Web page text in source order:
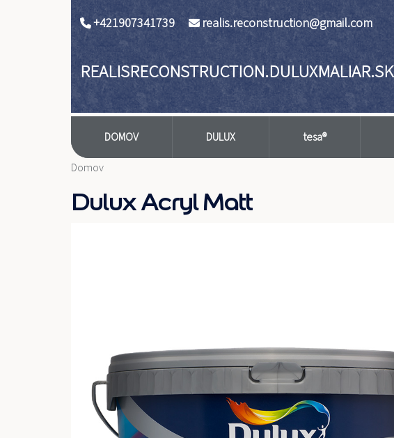
Skočiť na hlavný obsah
+421907341739 realis.reconstruction@gmail.com
REALISRECONSTRUCTION.DULUXMALIAR.SK
DOMOV DULUX tesa®
Domov
Dulux Acryl Matt